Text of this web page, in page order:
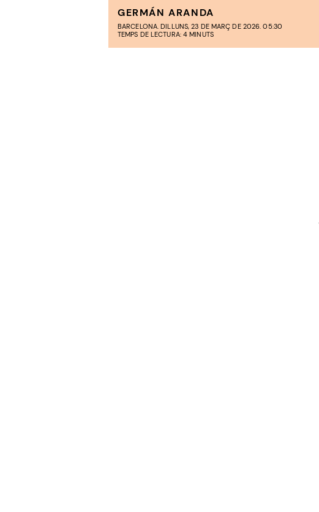
GERMÁN ARANDA
BARCELONA. DILLUNS, 23 DE MARÇ DE 2026. 05:30
TEMPS DE LECTURA: 4 MINUTS